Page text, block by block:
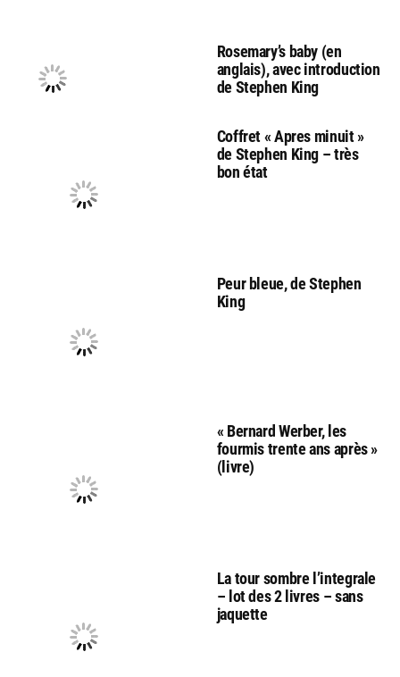
Rosemary’s baby (en
anglais), avec introduction
de Stephen King
Coffret « Apres minuit »
de Stephen King – très
bon état
Peur bleue, de Stephen
King
« Bernard Werber, les
fourmis trente ans après »
(livre)
La tour sombre l’integrale
– lot des 2 livres – sans
jaquette